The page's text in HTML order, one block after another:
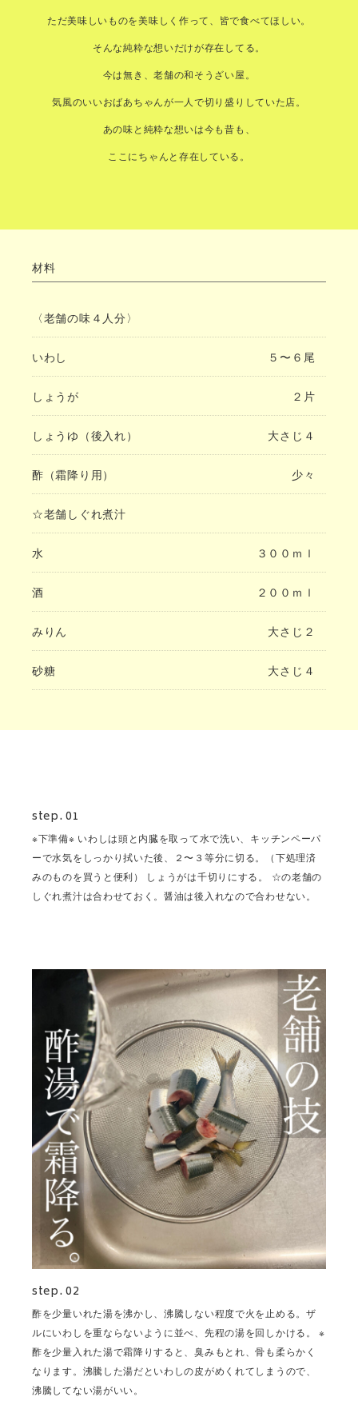
ただ美味しいものを美味しく作って、皆で食べてほしい。
そんな純粋な想いだけが存在してる。
今は無き、老舗の和そうざい屋。
気風のいいおばあちゃんが一人で切り盛りしていた店。
あの味と純粋な想いは今も昔も、
ここにちゃんと存在している。
材料
〈老舗の味４人分〉
いわし ５〜６尾
しょうが ２片
しょうゆ（後入れ） 大さじ４
酢（霜降り用） 少々
☆老舗しぐれ煮汁
水 ３００ｍｌ
酒 ２００ｍｌ
みりん 大さじ２
砂糖 大さじ４
step. 01
※下準備※ いわしは頭と内臓を取って水で洗い、キッチンペーパ
ーで水気をしっかり拭いた後、２〜３等分に切る。（下処理済
みのものを買うと便利） しょうがは千切りにする。 ☆の老舗の
しぐれ煮汁は合わせておく。醤油は後入れなので合わせない。
step. 02
酢を少量いれた湯を沸かし、沸騰しない程度で火を止める。ザ
ルにいわしを重ならないように並べ、先程の湯を回しかける。 ※
酢を少量入れた湯で霜降りすると、臭みもとれ、骨も柔らかく
なります。沸騰した湯だといわしの皮がめくれてしまうので、
沸騰してない湯がいい。